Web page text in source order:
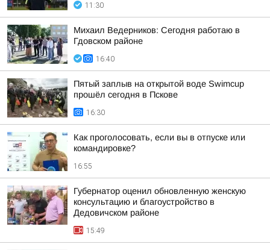
11:30
Михаил Ведерников: Сегодня работаю в
Гдовском районе
16:40
Пятый заплыв на открытой воде Swimcup
прошёл сегодня в Пскове
16:30
Как проголосовать, если вы в отпуске или
командировке?
16:55
Губернатор оценил обновленную женскую
консультацию и благоустройство в
Дедовичском районе
15:49